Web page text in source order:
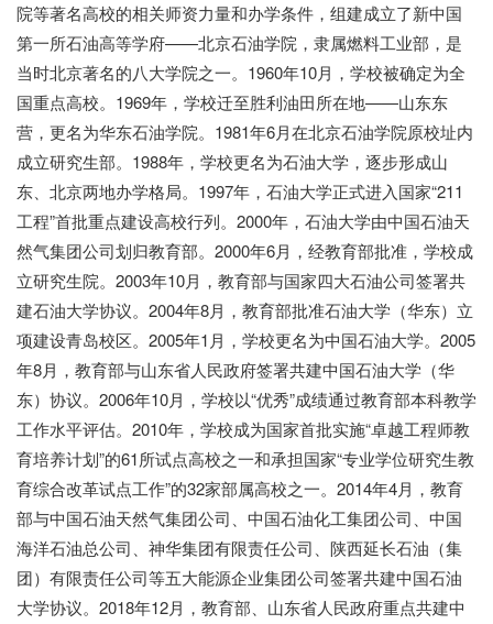
院等著名高校的相关师资力量和办学条件，组建成立了新中国
第一所石油高等学府——北京石油学院，隶属燃料工业部，是
当时北京著名的八大学院之一。1960年10月，学校被确定为全
国重点高校。1969年，学校迁至胜利油田所在地——山东东
营，更名为华东石油学院。1981年6月在北京石油学院原校址内
成立研究生部。1988年，学校更名为石油大学，逐步形成山
东、北京两地办学格局。1997年，石油大学正式进入国家“211
工程”首批重点建设高校行列。2000年，石油大学由中国石油天
然气集团公司划归教育部。2000年6月，经教育部批准，学校成
立研究生院。2003年10月，教育部与国家四大石油公司签署共
建石油大学协议。2004年8月，教育部批准石油大学（华东）立
项建设青岛校区。2005年1月，学校更名为中国石油大学。2005
年8月，教育部与山东省人民政府签署共建中国石油大学（华
东）协议。2006年10月，学校以“优秀”成绩通过教育部本科教学
工作水平评估。2010年，学校成为国家首批实施“卓越工程师教
育培养计划”的61所试点高校之一和承担国家“专业学位研究生教
育综合改革试点工作”的32家部属高校之一。2014年4月，教育
部与中国石油天然气集团公司、中国石油化工集团公司、中国
海洋石油总公司、神华集团有限责任公司、陕西延长石油（集
团）有限责任公司等五大能源企业集团公司签署共建中国石油
大学协议。2018年12月，教育部、山东省人民政府重点共建中